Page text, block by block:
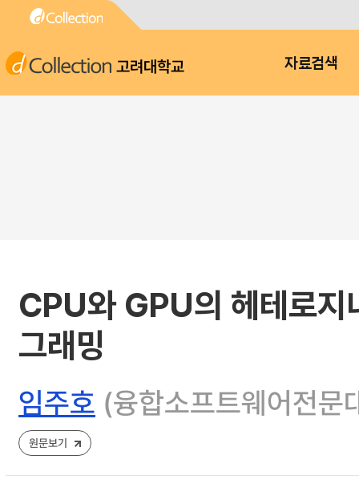
고려대학교 자료검색
CPU와 GPU의 헤테로지
그래밍
임주호 (융합소프트웨어전문
원문보기